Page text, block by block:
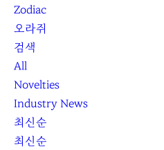
Zodiac
오라쥐
검색
All
Novelties
Industry News
최신순
최신순